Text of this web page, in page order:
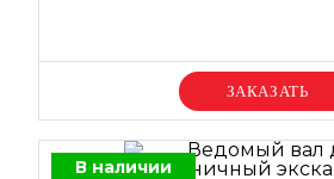
Уточняйте цену
В наличии